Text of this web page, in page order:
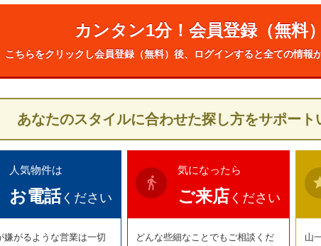
カンタン1分！会員登録（無料）
こちらをクリックし会員登録（無料）後、ログインすると全ての情報
あなたのスタイルに合わせた探し方をサポー
人気物件は
お電話ください
嫌がるような営業は一切
directions_walk
気になったら
ご来店 ください
どんな些細なことでもご相談くだ
山